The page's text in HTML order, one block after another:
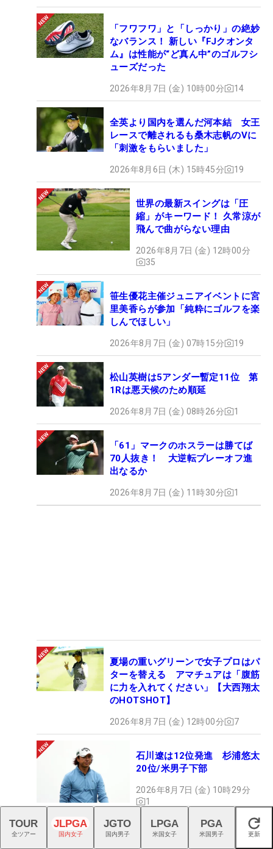
「フワフワ」と「しっかり」の絶妙
なバランス！ 新しい『FJクオンタ
ム』は性能が“ど真ん中”のゴルフシ
ューズだった
2026年8月7日 (金) 10時00分 14
全英より国内を選んだ河本結 女王
レースで離されるも桑木志帆のVに
「刺激をもらいました」
2026年8月6日 (木) 15時45分 19
世界の最新スイングは「圧
縮」がキーワード！ 久常涼が
飛んで曲がらない理由
2026年8月7日 (金) 12時00分
35
笹生優花主催ジュニアイベントに宮
里美香らが参加「純粋にゴルフを楽
しんでほしい」
2026年8月7日 (金) 07時15分 19
松山英樹は5アンダー暫定11位 第
1Rは悪天候のため順延
2026年8月7日 (金) 08時26分 1
「61」マークのホスラーは勝てば
70人抜き！ 大逆転プレーオフ進
出なるか
2026年8月7日 (金) 11時30分 1
夏場の重いグリーンで女子プロはパ
ターを替える アマチュアは「腹筋
に力を入れてください」【大西翔太
のHOTSHOT】
2026年8月7日 (金) 12時00分 7
石川遼は12位発進 杉浦悠太
20位/米男子下部
2026年8月7日 (金) 10時29分
1
「パーティーしようぜ！」身長
閉じる
TOUR
全ツアー
JLPGA
国内女子
JGTO
国内男子
LPGA
米国女子
PGA
米国男子 更新